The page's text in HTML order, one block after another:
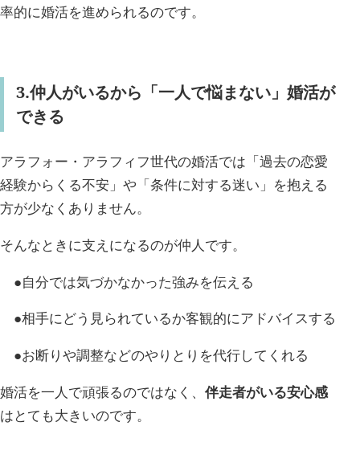
率的に婚活を進められるのです。
3.仲人がいるから「一人で悩まない」婚活が
できる
アラフォー・アラフィフ世代の婚活では「過去の恋愛
経験からくる不安」や「条件に対する迷い」を抱える
方が少なくありません。
そんなときに支えになるのが仲人です。
●自分では気づかなかった強みを伝える
●相手にどう見られているか客観的にアドバイスする
●お断りや調整などのやりとりを代行してくれる
婚活を一人で頑張るのではなく、 伴走者がいる安心感
はとても大きいのです。